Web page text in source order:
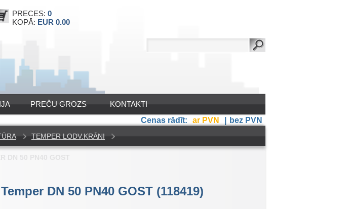
PRECES: 0
KOPĀ: EUR 0.00
PREČU GROZS
KONTAKTI
Cenas rādīt:
ar PVN bez PVN
TEMPER LODV.KRĀNI
DN 50 PN40 GOST
DN 50 PN40 GOST (118419)